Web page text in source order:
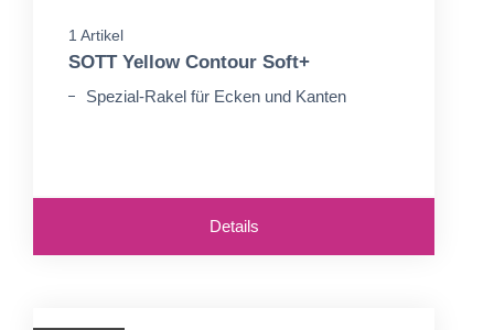
1 Artikel
SOTT Yellow Contour Soft+
Spezial-Rakel für Ecken und Kanten
Details